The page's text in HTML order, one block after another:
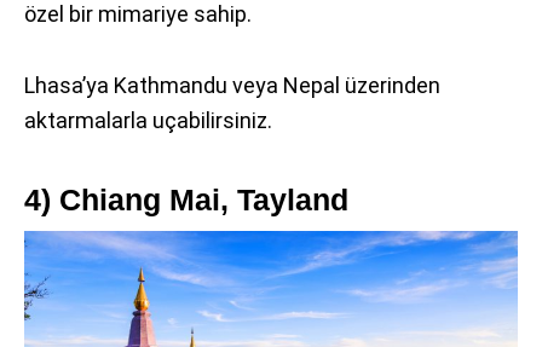
özel bir mimariye sahip.
Lhasa’ya Kathmandu veya Nepal üzerinden
aktarmalarla uçabilirsiniz.
4) Chiang Mai, Tayland